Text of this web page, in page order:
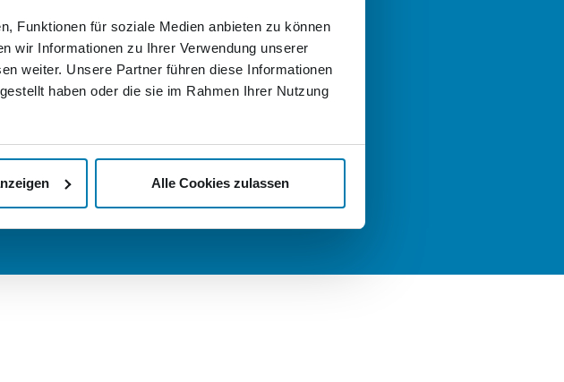
Funktionen für soziale Medien anbieten zu können
wir Informationen zu Ihrer Verwendung unserer
weiter. Unsere Partner führen diese Informationen
haben oder die sie im Rahmen Ihrer Nutzung
Alle Cookies zulassen
Wenn Sie Fragen zum Angebot der
Nordkurier Logistik oder der Nordkurier
Mediengruppen haben und sich einfach
lassen wollen, schreiben Sie uns gern eine
>Kontakt